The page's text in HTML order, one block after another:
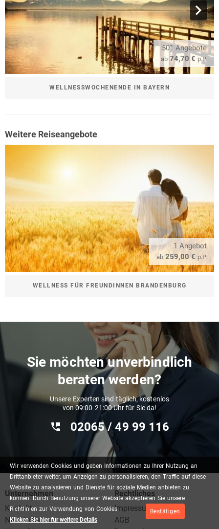
Wir verwenden Cookies und geben Informationen zu Ihrer Nutzung an
Drittanbieter weiter, um Anzeigen zu personalisieren, den Traffic auf diese
Website zu analysieren und Dienste für soziale Medien anbieten zu
können. Durch Benutzung unserer Website akzeptieren Sie unsere
Richtlinien zur Verwendung von Cookies.
Klicken Sie hier für weitere Details
Bestätigen
501 Angebote
ab 74,70 € p.P.
WELLNESSWOCHENENDE IN BAYERN
Weitere Reiseangebote
1 Angebot
ab 259,00 € p.P.
WELLNESS FÜR FREUNDINNEN BRANDENBURG
Sie möchten unverbindlich
beraten werden?
Unsere Experten sind täglich, kostenlos
von 09:00-21:00 Uhr für Sie da!
02065 / 49 ‌99 116
Unternehmen
Kontakt
Newsletter
Rechtliches
Impressum
AGB